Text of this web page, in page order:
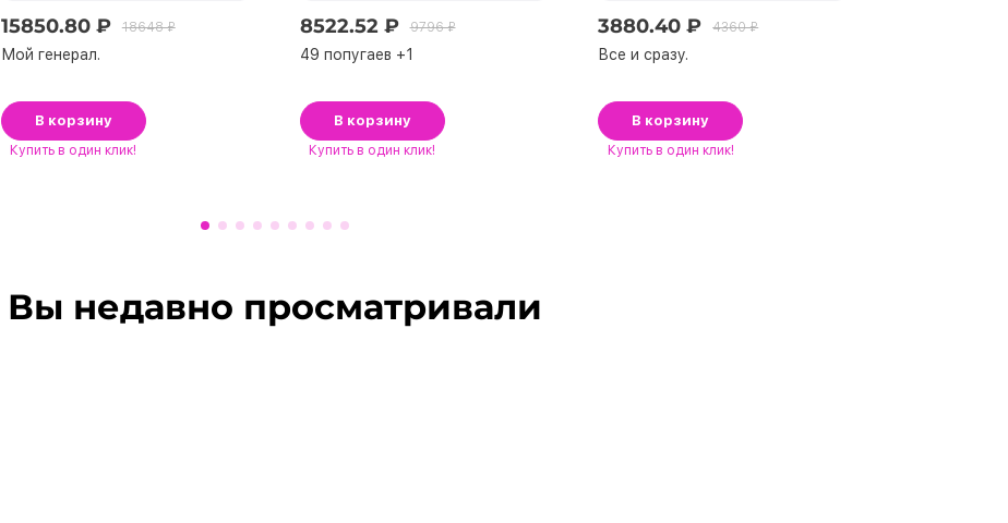
15850.80 ₽ 18648 ₽
Мой генерал.
В корзину
Купитьв один клик!
8522.52 ₽ 9796 ₽
49 попугаев +1
В корзину
Купить в один клик!
3880.40 ₽ 4360 ₽
Все и сразу.
В корзину
Купить в один клик!
Вы недавно просматривали